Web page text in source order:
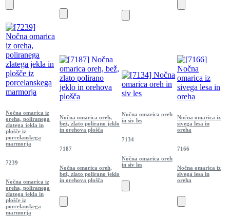
Nočna omarica iz
oreha, poliranega
zlatega jekla in
plošče iz
porcelanskega
marmorja
7239
Nočna omarica iz
oreha, poliranega
zlatega jekla in
plošče iz
porcelanskega
marmorja
Nočna omarica oreh,
bež, zlato polirano jeklo
in orehova plošča
7187
Nočna omarica oreh,
bež, zlato polirano jeklo
in orehova plošča
Nočna omarica oreh
in siv les
7134
Nočna omarica oreh
in siv les
Nočna omarica iz
sivega lesa in
oreha
7166
Nočna omarica iz
sivega lesa in
oreha